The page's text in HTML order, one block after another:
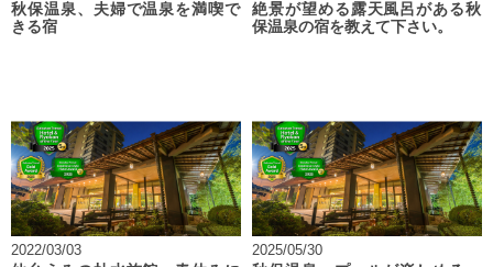
秋保温泉、夫婦で温泉を満喫で
きる宿
絶景が望める露天風呂がある秋
保温泉の宿を教えて下さい。
2022/03/03
2025/05/30